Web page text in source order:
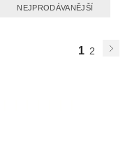
NEJPRODÁVANĚJŠÍ
1 2